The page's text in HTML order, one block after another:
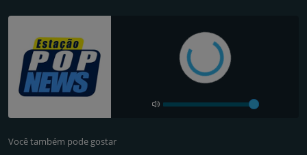
Você também pode gostar